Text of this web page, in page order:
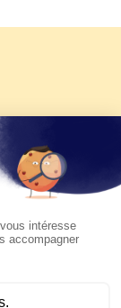
de KTO
Léon
KTO le
et